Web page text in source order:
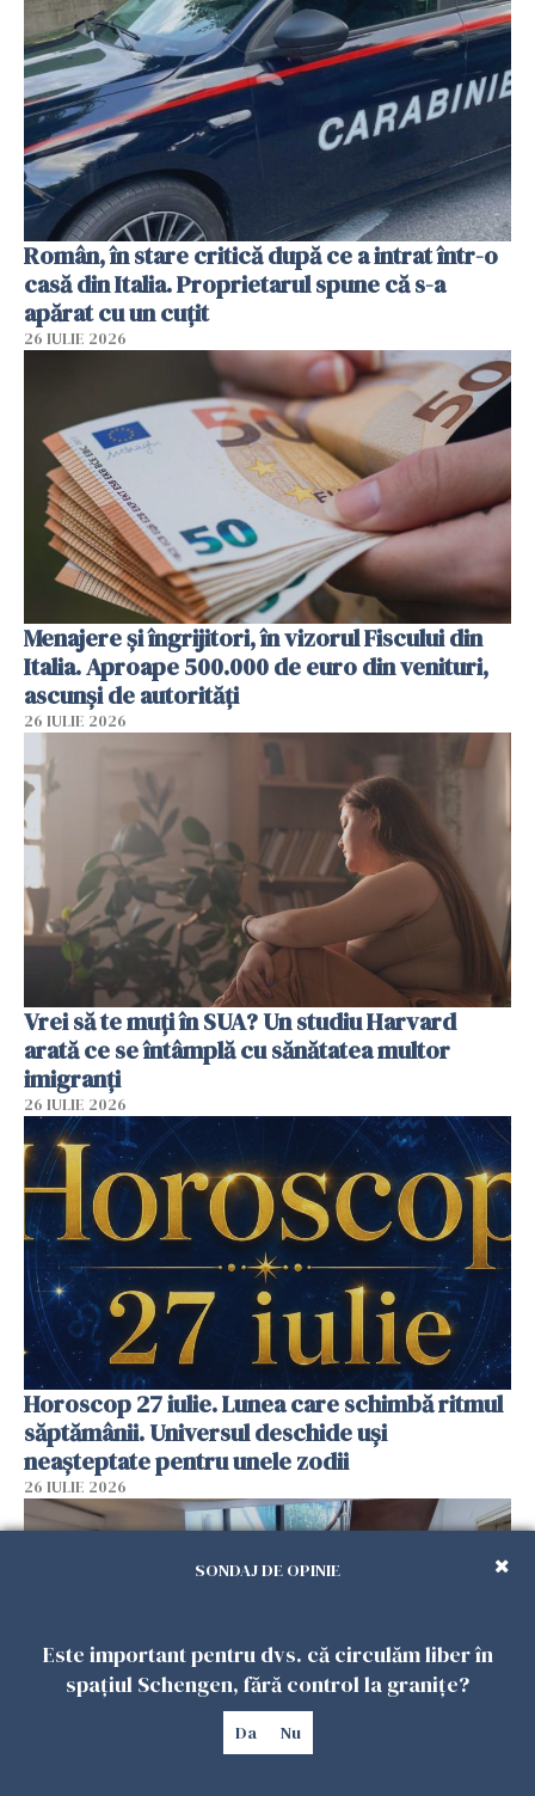
Român, în stare critică după ce a intrat într-o
casă din Italia. Proprietarul spune că s-a
apărat cu un cuțit
26 IULIE 2026
Menajere și îngrijitori, în vizorul Fiscului din
Italia. Aproape 500.000 de euro din venituri,
ascunși de autorități
26 IULIE 2026
Vrei să te muți în SUA? Un studiu Harvard
arată ce se întâmplă cu sănătatea multor
imigranți
26 IULIE 2026
Horoscop 27 iulie. Lunea care schimbă ritmul
săptămânii. Universul deschide uși
neașteptate pentru unele zodii
26 IULIE 2026
SONDAJ DE OPINIE
Este important pentru dvs. că circulăm liber în
spațiul Schengen, fără control la granițe?
Da Nu